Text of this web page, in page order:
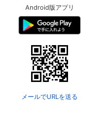
Android版アプリ
メールでURLを送る